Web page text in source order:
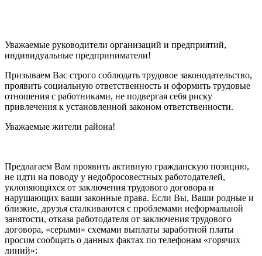
Уважаемые руководители организаций и предприятий,
индивидуальные предприниматели!
Призываем Вас строго соблюдать трудовое законодательство,
проявить социальную ответственность и оформить трудовые
отношения с работниками, не подвергая себя риску
привлечения к установленной законом ответственности.
Уважаемые жители района!
Предлагаем Вам проявить активную гражданскую позицию,
не идти на поводу у недобросовестных работодателей,
уклоняющихся от заключения трудового договора и
нарушающих ваши законные права. Если Вы, Ваши родные и
близкие, друзья сталкиваются с проблемами неформальной
занятости, отказа работодателя от заключения трудового
договора, «серыми» схемами выплаты заработной платы
просим сообщать о данных фактах по телефонам «горячих
линий»: